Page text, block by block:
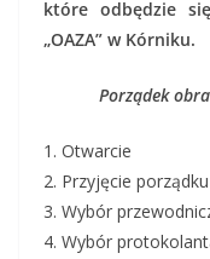
które odbędzie
„OAZA” w Kórniku.
Porządek
1. Otwarcie
2. Przyjęcie
3. Wybór
4. Wybór